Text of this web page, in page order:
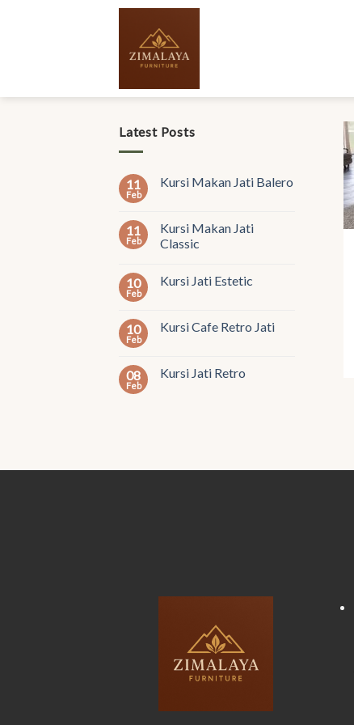
Latest Posts
11
Feb
Kursi Makan Jati Balero
11
Feb
Kursi Makan Jati
Classic
10
Feb
Kursi Jati Estetic
10
Feb
Kursi Cafe Retro Jati
08
Feb
Kursi Jati Retro